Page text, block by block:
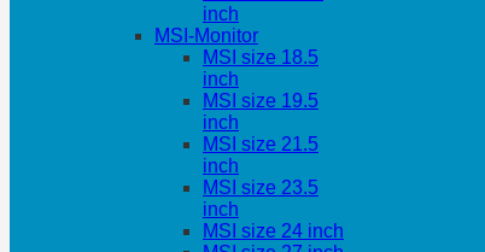
inch
MSI-Monitor
MSI size 18.5
inch
MSI size 19.5
inch
MSI size 21.5
inch
MSI size 23.5
inch
MSI size 24 inch